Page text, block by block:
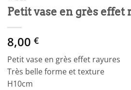
Petit vase en grès effet
8,00 €
Petit vase en grès effet rayures
Très belle forme et texture
H10cm